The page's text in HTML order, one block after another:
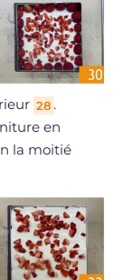
28 .
en
la moitié